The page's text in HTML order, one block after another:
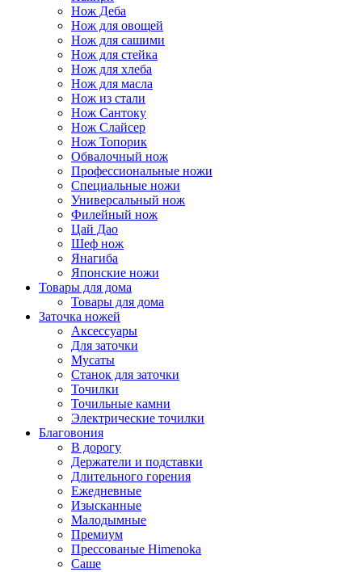
Нож Деба
Нож для овощей
Нож для сашими
Нож для стейка
Нож для хлеба
Нож для масла
Нож из стали
Нож Сантоку
Нож Слайсер
Нож Топорик
Обвалочный нож
Профессиональные ножи
Специальные ножи
Универсальный нож
Филейный нож
Цай Дао
Шеф нож
Янагиба
Японские ножи
Товары для дома
Товары для дома
Заточка ножей
Аксессуары
Для заточки
Мусаты
Станок для заточки
Точилки
Точильные камни
Электрические точилки
Благовония
В дорогу
Держатели и подставки
Длительного горения
Ежедневные
Изысканные
Малодымные
Премиум
Прессованые Himenoka
Саше